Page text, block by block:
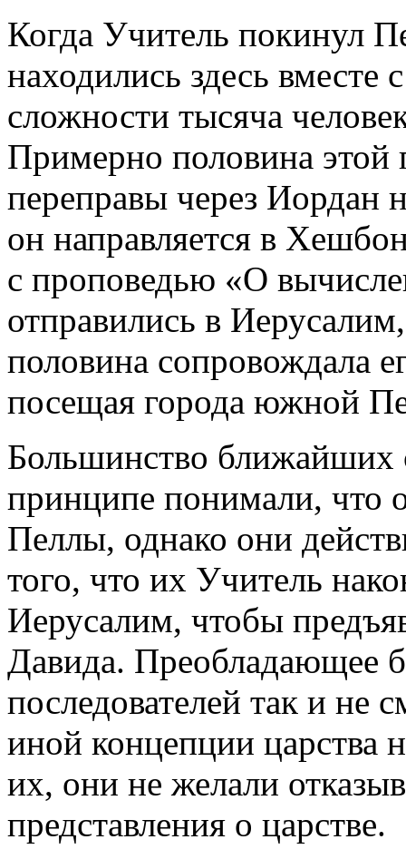
Когда Учитель покинул
находились здесь
сложности тысяча
Примерно половина этой
переправы через Иордан
он направляется в
с проповедью «О
отправились в
половина сопровождала
посещая города южной
Большинство ближайших
принципе понимали, что
Пеллы, однако они
того, что их Учитель
Иерусалим, чтобы
Давида. Преобладающее
последователей так и не
иной концепции царства
их, они не желали
представления о царстве.